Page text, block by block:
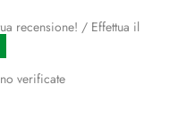
recensione! / Effettua il
verificate